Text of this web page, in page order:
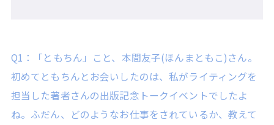
Q1：「ともちん」こと、本間友子(ほんまともこ)さん。
初めてともちんとお会いしたのは、私がライティングを
担当した著者さんの出版記念トークイベントでしたよ
ね。ふだん、どのようなお仕事をされているか、教えて